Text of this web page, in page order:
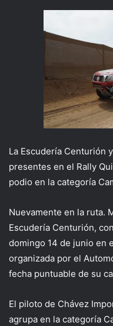
La Escudería Centurión
presentes en el Rally
podio en la categoría
Nuevamente en la ruta.
Escudería Centurión,
domingo 14 de junio en
organizada por el
fecha puntuable de su
El piloto de Chávez
agrupa en la categoría